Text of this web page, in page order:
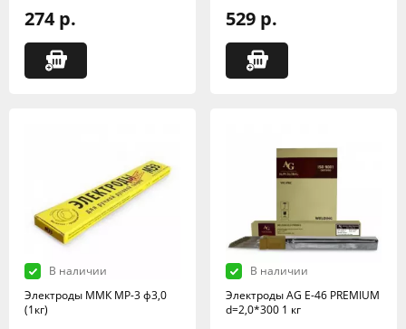
274 р. 529 р.
В наличии
Электроды ММК МР-3 ф3,0
(1кг)
В наличии
Электроды AG E-46 PREMIUM
d=2,0*300 1 кг